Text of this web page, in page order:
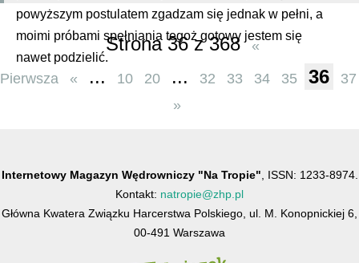
powyższym postulatem zgadzam się jednak w pełni, a
moimi próbami spełniania tegoż gotowy jestem się
nawet podzielić.
Strona 36 z 368 «
Pierwsza « ... 10 20 ... 32 33 34 35 36
37
»
Internetowy Magazyn Wędrowniczy "Na Tropie" , ISSN: 1233-8974.
Kontakt: natropie@zhp.pl
Główna Kwatera Związku Harcerstwa Polskiego, ul. M. Konopnickiej 6,
00-491 Warszawa